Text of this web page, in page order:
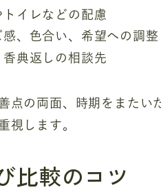
イレなどの配慮
、色合い、希望への調整
典返しの相談先
点の両面、時期をまた
視します。
比較のコツ